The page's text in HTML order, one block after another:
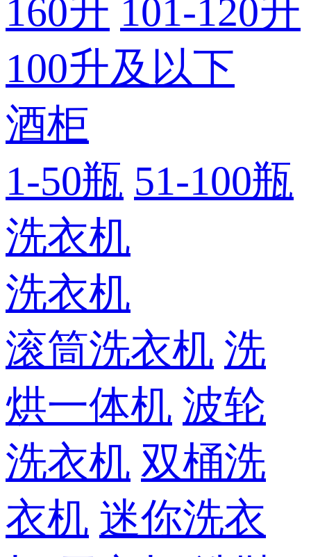
160升 101-120升
100升及以下
酒柜
1-50瓶 51-100瓶
洗衣机
洗衣机
滚筒洗衣机 洗
烘一体机 波轮
洗衣机 双桶洗
衣机 迷你洗衣